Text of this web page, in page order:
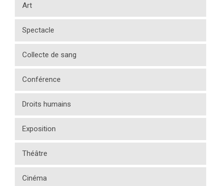
Art
Spectacle
Collecte de sang
Conférence
Droits humains
Exposition
Théâtre
Cinéma